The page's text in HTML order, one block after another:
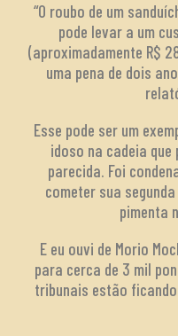
“O roubo de um
pode levar a um
(aproximadamente R$
uma pena de dois
Esse pode ser um
idoso na cadeia
parecida. Foi
cometer sua
pimenta
E eu ouvi de Morio
para cerca de 3 mil
tribunais estão